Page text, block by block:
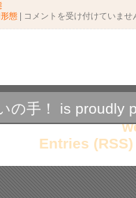
態
時
士
と
育
児
の
い
て
は
コメントを受け付けていませ
の手！ is proudly
Entries (RSS)